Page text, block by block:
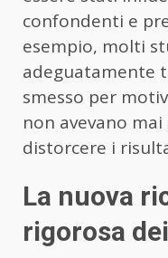
confondenti e
esempio, molti
adeguatamente
smesso per
non avevano
distorcere i
La nuova
rigorosa